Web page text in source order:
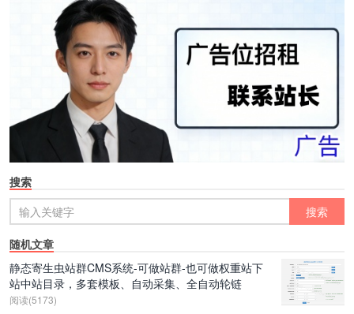
搜索
随机文章
静态寄生虫站群CMS系统-可做站群-也可做权重站下
站中站目录，多套模板、自动采集、全自动轮链
阅读(5173)